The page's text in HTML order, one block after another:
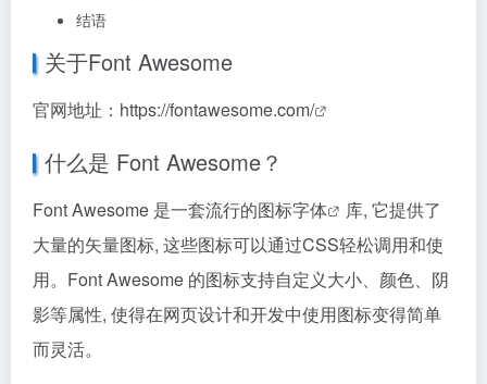
结语
关于Font Awesome
官网地址： https://fontawesome.com/
什么是 Font Awesome？
Font Awesome 是一套流行的图标字体
库, 它提供了
大量的矢量图标, 这些图标可以通过CSS轻松调用和使
用。Font Awesome 的图标支持自定义大小、颜色、阴
影等属性, 使得在网页设计和开发中使用图标变得简单
而灵活。